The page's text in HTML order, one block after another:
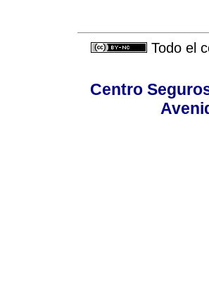
Todo el
Centro